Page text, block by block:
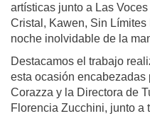
artísticas junto a Las
Cristal, Kawen, Sin
noche inolvidable de la
Destacamos el trabajo
esta ocasión encabezadas
Corazza y la Directora de
Florencia Zucchini, junto a